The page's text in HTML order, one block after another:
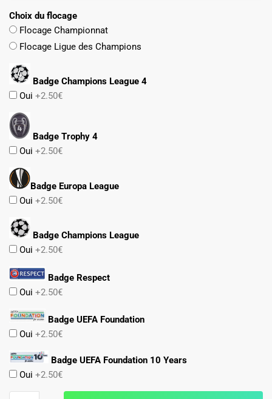
Choix du flocage
Flocage Championnat
Flocage Ligue des Champions
Badge Champions League 4
Oui +2.50€
Badge Trophy 4
Oui +2.50€
Badge Europa League
Oui +2.50€
Badge Champions League
Oui +2.50€
Badge Respect
Oui +2.50€
Badge UEFA Foundation
Oui +2.50€
Badge UEFA Foundation 10 Years
Oui +2.50€